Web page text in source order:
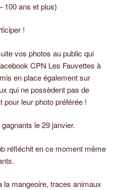
100 ans et plus)
!
vos photos au public qui
CPN Les Fauvettes à
en place également sur
qui ne possèdent pas de
leur photo préférée !
le 29 janvier.
réfléchit en ce moment même
la mangeoire, traces animaux